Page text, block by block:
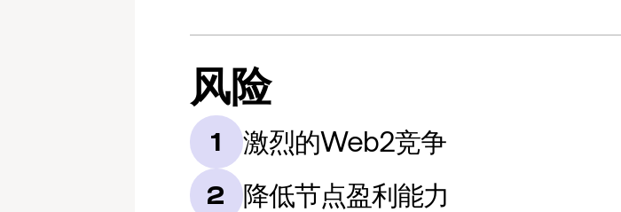
风险
1 激烈的Web2竞争
2 降低节点盈利能力